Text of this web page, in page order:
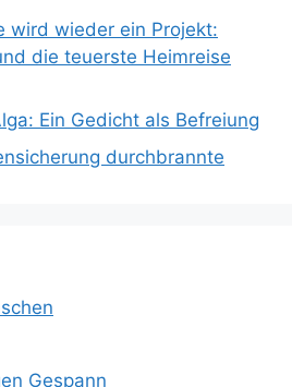
wird wieder ein Projekt:
die teuerste Heimreise
Ein Gedicht als Befreiung
durchbrannte
Gespann